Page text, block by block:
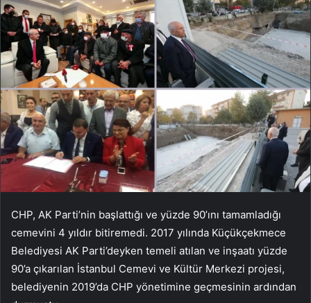
CHP, AK Parti’nin başlattığı ve yüzde 90’ını tamamladığı
cemevini 4 yıldır bitiremedi. 2017 yılında Küçükçekmece
Belediyesi AK Parti’deyken temeli atılan ve inşaatı yüzde
90’a çıkarılan İstanbul Cemevi ve Kültür Merkezi projesi,
belediyenin 2019’da CHP yönetimine geçmesinin ardından